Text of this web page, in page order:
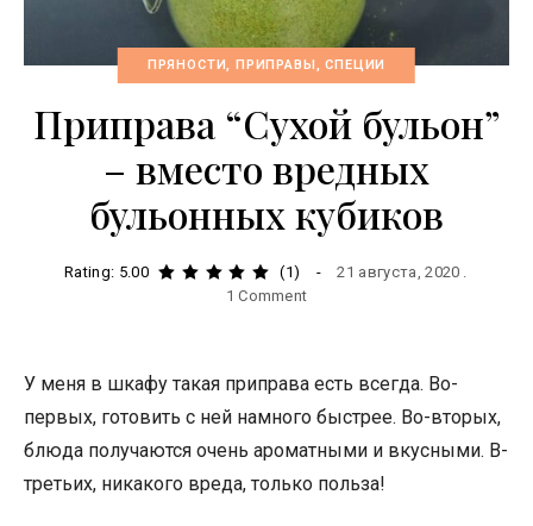
ПРЯНОСТИ, ПРИПРАВЫ, СПЕЦИИ
Приправа “Сухой бульон”
– вместо вредных
бульонных кубиков
Rating: 5.00 (1)
21 августа, 2020
1 Comment
У меня в шкафу такая приправа есть всегда. Во-
первых, готовить с ней намного быстрее. Во-вторых,
блюда получаются очень ароматными и вкусными. В-
третьих, никакого вреда, только польза!